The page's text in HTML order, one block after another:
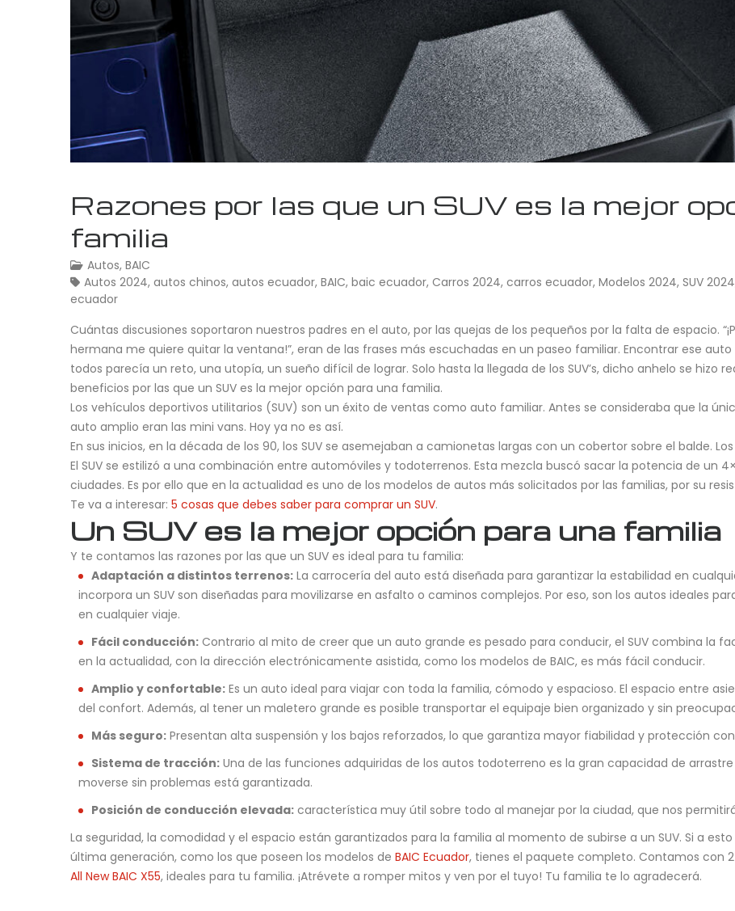
Razones por las que un SUV es la mejor
familia
Autos, BAIC
Autos 2024, autos chinos, autos ecuador, BAIC, baic ecuador, Carros 2024, carros ecuador, Modelos 2024, SUV 2024
ecuador
Cuántas discusiones soportaron nuestros padres en el auto, por las quejas de los pequeños por la falta de espacio.
hermana me quiere quitar la ventana!”, eran de las frases más escuchadas en un paseo familiar. Encontrar ese
todos parecía un reto, una utopía, un sueño difícil de lograr. Solo hasta la llegada de los SUV’s, dicho anhelo se hizo
beneficios por las que un SUV es la mejor opción para una familia.
Los vehículos deportivos utilitarios (SUV) son un éxito de ventas como auto familiar. Antes se consideraba que la
auto amplio eran las mini vans. Hoy ya no es así.
En sus inicios, en la década de los 90, los SUV se asemejaban a camionetas largas con un cobertor sobre el balde.
El SUV se estilizó a una combinación entre automóviles y todoterrenos. Esta mezcla buscó sacar la potencia de un
ciudades. Es por ello que en la actualidad es uno de los modelos de autos más solicitados por las familias, por su
Te va a interesar: 5 cosas que debes saber para comprar un SUV.
Un SUV es la mejor opción para una familia
Y te contamos las razones por las que un SUV es ideal para tu familia:
Adaptación a distintos terrenos: La carrocería del auto está diseñada para garantizar la estabilidad en
incorpora un SUV son diseñadas para movilizarse en asfalto o caminos complejos. Por eso, son los autos ideales
en cualquier viaje.
Fácil conducción: Contrario al mito de creer que un auto grande es pesado para conducir, el SUV combina la
en la actualidad, con la dirección electrónicamente asistida, como los modelos de BAIC, es más fácil conducir.
Amplio y confortable: Es un auto ideal para viajar con toda la familia, cómodo y espacioso. El espacio entre
del confort. Además, al tener un maletero grande es posible transportar el equipaje bien organizado y sin
Más seguro: Presentan alta suspensión y los bajos reforzados, lo que garantiza mayor fiabilidad y protección
Sistema de tracción: Una de las funciones adquiridas de los autos todoterreno es la gran capacidad de
moverse sin problemas está garantizada.
Posición de conducción elevada: característica muy útil sobre todo al manejar por la ciudad, que nos
La seguridad, la comodidad y el espacio están garantizados para la familia al momento de subirse a un SUV. Si a
última generación, como los que poseen los modelos de BAIC Ecuador, tienes el paquete completo. Contamos con
All New BAIC X55, ideales para tu familia. ¡Atrévete a romper mitos y ven por el tuyo! Tu familia te lo agradecerá.